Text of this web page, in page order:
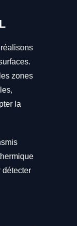
zones
la
détecter